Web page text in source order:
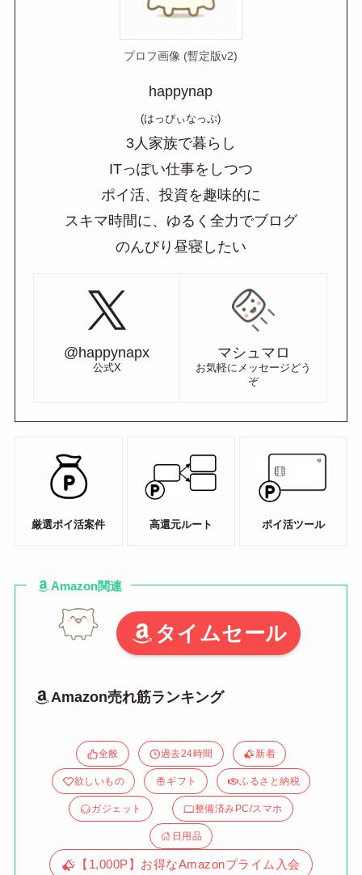
プロフ画像 (暫定版v2)
happynap
(はっぴぃなっぷ)
3人家族で暮らし
ITっぽい仕事をしつつ
ポイ活、投資を趣味的に
スキマ時間に、ゆるく全力でブログ
のんびり昼寝したい
@happynapx
公式X
マシュマロ
お気軽にメッセージどう
ぞ
厳選ポイ活案件 高還元ルート ポイ活ツール
Amazon関連
タイムセール
Amazon売れ筋ランキング
全般 過去24時間 新着
欲しいもの ギフト ふるさと納税
ガジェット 整備済みPC/スマホ
日用品
【1,000P】お得なAmazonプライム入会